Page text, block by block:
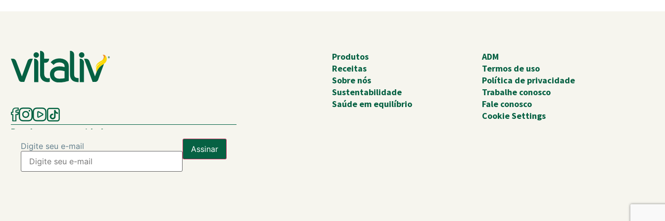
Receba nossas novidades
Digite seu e-mail
Produtos
Receitas
Sobre nós
Sustentabilidade
Saúde em equilíbrio
ADM
Termos de uso
Política de privacidade
Trabalhe conosco
Fale conosco
Cookie Settings